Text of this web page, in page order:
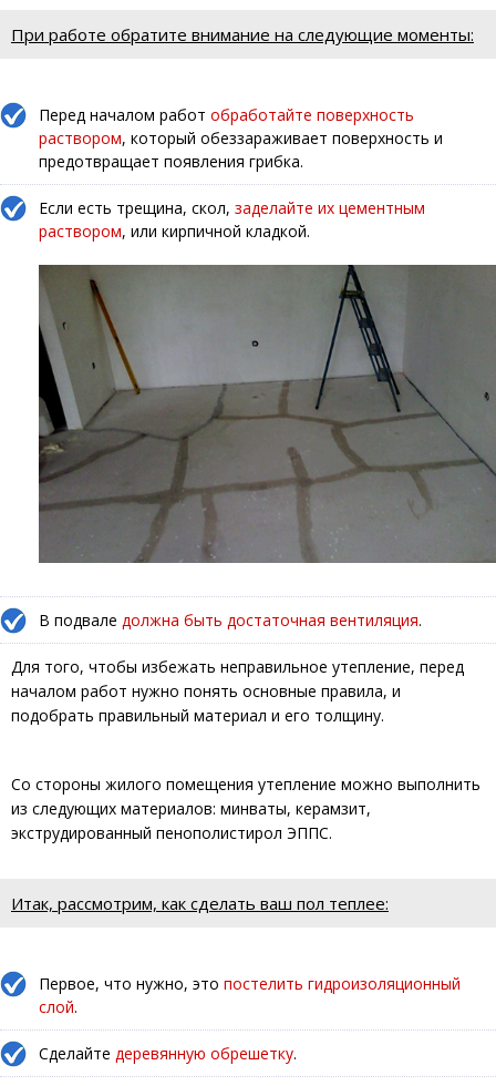
При работе обратите внимание на следующие моменты:
Перед началом работ обработайте поверхность
раствором, который обеззараживает поверхность и
предотвращает появления грибка.
Если есть трещина, скол, заделайте их цементным
раствором, или кирпичной кладкой.
В подвале должна быть достаточная вентиляция.
Для того, чтобы избежать неправильное утепление, перед
началом работ нужно понять основные правила, и
подобрать правильный материал и его толщину.
Со стороны жилого помещения утепление можно выполнить
из следующих материалов: минваты, керамзит,
экструдированный пенополистирол ЭППС.
Итак, рассмотрим, как сделать ваш пол теплее:
Первое, что нужно, это постелить гидроизоляционный
слой.
Сделайте деревянную обрешетку.